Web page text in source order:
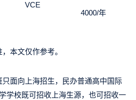
VCE
4000/年
本文仅作参考。
面向上海招生，民办普通高中国际
学校既可招收上海生源，也可招收一